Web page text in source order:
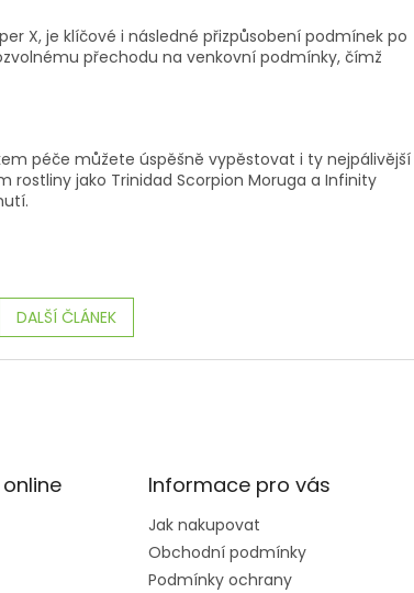
X, je klíčové i následné přizpůsobení podmínek po
přechodu na venkovní podmínky, čímž
péče můžete úspěšně vypěstovat i ty nejpálivější
jako Trinidad Scorpion Moruga a Infinity
DALŠÍ ČLÁNEK
Informace pro vás
Jak nakupovat
Obchodní podmínky
Podmínky ochrany